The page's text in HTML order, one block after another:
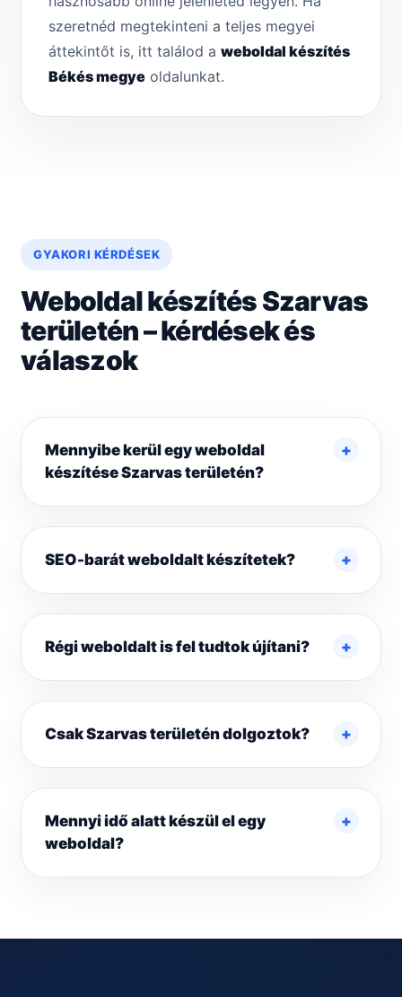
szeretnéd megtekinteni a teljes megyei
áttekintőt is, itt találod a weboldal készítés
Békés megye oldalunkat.
GYAKORI KÉRDÉSEK
Weboldal készítés Szarvas
területén – kérdések és
válaszok
Mennyibe kerül egy weboldal
készítése Szarvas területén?
SEO-barát weboldalt készítetek?
Régi weboldalt is fel tudtok újítani?
Csak Szarvas területén dolgoztok?
Mennyi idő alatt készül el egy
weboldal?